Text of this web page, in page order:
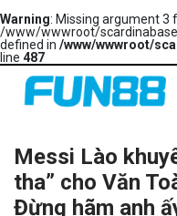
Warning: Missing argument 3
/www/wwwroot/
defined in /www/wwwroot/
line 487
Messi Lào
tha” cho Văn
Đừng hãm anh